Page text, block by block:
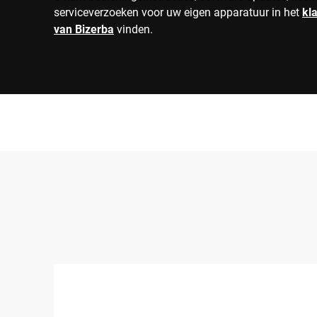
serviceverzoeken voor uw eigen apparatuur in het
van Bizerba vinden.